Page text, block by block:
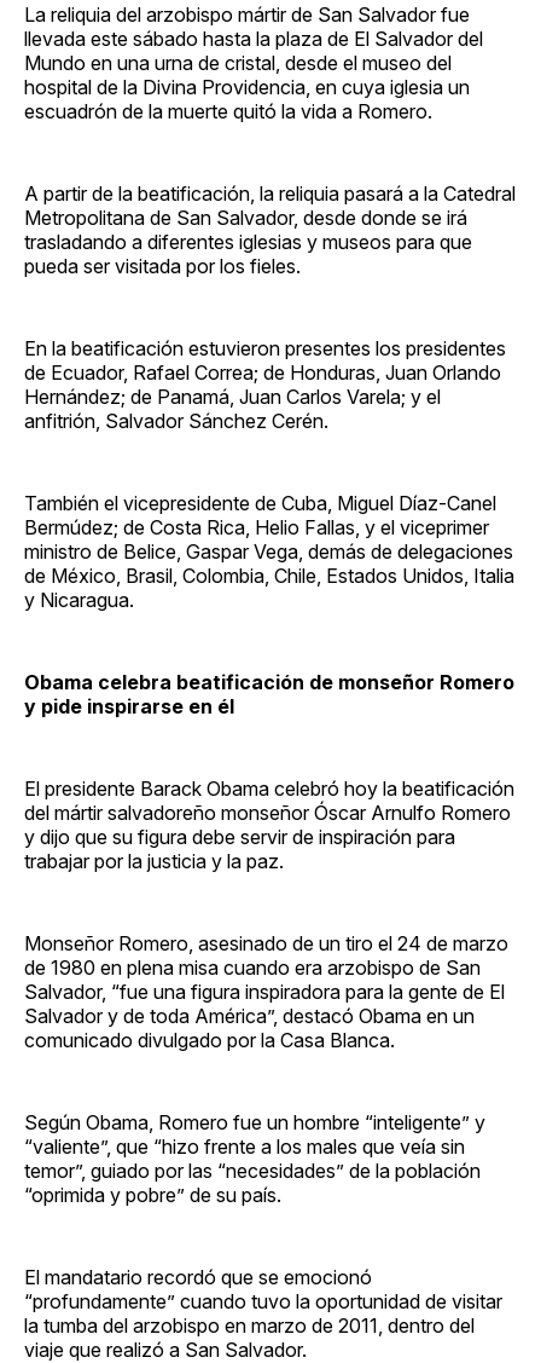
La reliquia del arzobispo mártir de San Salvador fue
llevada este sábado hasta la plaza de El Salvador del
Mundo en una urna de cristal, desde el museo del
hospital de la Divina Providencia, en cuya iglesia un
escuadrón de la muerte quitó la vida a Romero.
A partir de la beatificación, la reliquia pasará a la Catedral
Metropolitana de San Salvador, desde donde se irá
trasladando a diferentes iglesias y museos para que
pueda ser visitada por los fieles.
En la beatificación estuvieron presentes los presidentes
de Ecuador, Rafael Correa; de Honduras, Juan Orlando
Hernández; de Panamá, Juan Carlos Varela; y el
anfitrión, Salvador Sánchez Cerén.
También el vicepresidente de Cuba, Miguel Díaz-Canel
Bermúdez; de Costa Rica, Helio Fallas, y el viceprimer
ministro de Belice, Gaspar Vega, demás de delegaciones
de México, Brasil, Colombia, Chile, Estados Unidos, Italia
y Nicaragua.
Obama celebra beatificación de monseñor Romero
y pide inspirarse en él
El presidente Barack Obama celebró hoy la beatificación
del mártir salvadoreño monseñor Óscar Arnulfo Romero
y dijo que su figura debe servir de inspiración para
trabajar por la justicia y la paz.
Monseñor Romero, asesinado de un tiro el 24 de marzo
de 1980 en plena misa cuando era arzobispo de San
Salvador, “fue una figura inspiradora para la gente de El
Salvador y de toda América”, destacó Obama en un
comunicado divulgado por la Casa Blanca.
Según Obama, Romero fue un hombre “inteligente” y
“valiente”, que “hizo frente a los males que veía sin
temor”, guiado por las “necesidades” de la población
“oprimida y pobre” de su país.
El mandatario recordó que se emocionó
“profundamente” cuando tuvo la oportunidad de visitar
la tumba del arzobispo en marzo de 2011, dentro del
viaje que realizó a San Salvador.